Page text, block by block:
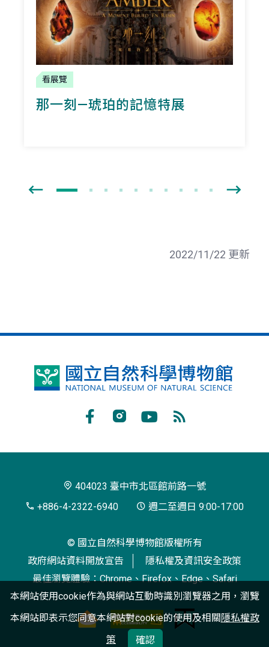
看展覽
那一刻—琥珀的記憶特展
2022/11/22 更新
國
博
閱
404023 臺中市北區館前路一號
+886-4-2322-6940
週二至週日 9:00-17:00
© 國立自然科學博物館版權所有
政府網站資料開放宣告
隱私權及資訊安全政策
最佳瀏覽體驗：Chrome、Firefox、Edge、Safari
本網站使用cookie作為與網站互動時識別瀏覽器之用，瀏覽
本網站即表示您同意本網站對cookie的使用及相關隱私權政
策
確認